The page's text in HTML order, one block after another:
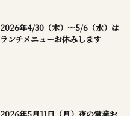
2026年4/30（木）～5/6（水）は
ランチメニューお休みします